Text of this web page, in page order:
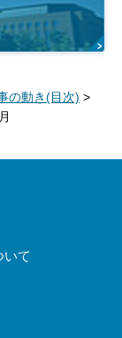
の動き(目次) >
いて